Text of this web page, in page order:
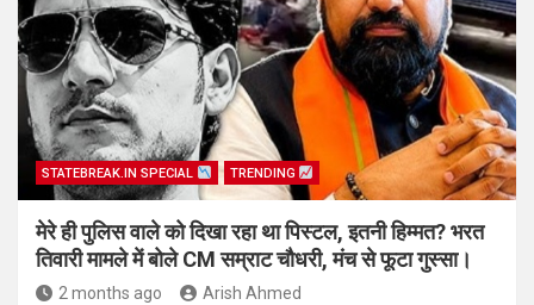
STATEBREAK.IN SPECIAL TRENDING
मेरे ही पुलिस वाले को दिखा रहा था पिस्टल, इतनी हिम्मत? भरत
तिवारी मामले में बोले CM सम्राट चौधरी, मंच से फूटा गुस्सा।
2 months ago Arish Ahmed